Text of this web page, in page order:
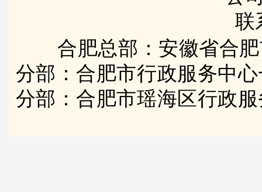
联
合肥总部：安徽省合
分部：合肥市行政服务中
分部：合肥市瑶海区行政